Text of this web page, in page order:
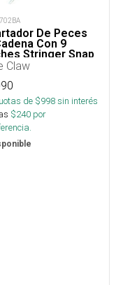
De Peces
Con 9
Stringer Snap
Claw
de $998sin interés
$240 por